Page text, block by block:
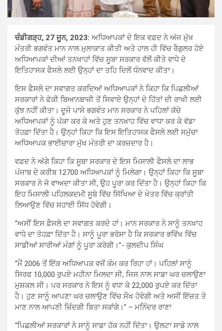
ਚੰਡੀਗੜ੍ਹ, 27 ਜੂਨ, 2023: ਅਧਿਆਪਕਾਂ ਦੇ ਇਕ ਵਫ਼ਦ ਨੇ ਅੱਜ ਮੁੱਖ
ਮੰਤਰੀ ਭਗਵੰਤ ਮਾਨ ਨਾਲ ਮੁਲਾਕਾਤ ਕੀਤੀ ਅਤੇ ਹਾਲ ਹੀ ਵਿੱਚ ਰੈਗੁਲਰ ਹੋਏ
ਅਧਿਆਪਕਾਂ ਦੀਆਂ ਤਨਖਾਹਾਂ ਵਿੱਚ ਸੂਬਾ ਸਰਕਾਰ ਵੱਲੋਂ ਕੀਤੇ ਵਾਧੇ ਦੇ
ਇਤਿਹਾਸਕ ਫੈਸਲੇ ਲਈ ਉਨ੍ਹਾਂ ਦਾ ਤਹਿ ਦਿਲੋਂ ਧੰਨਵਾਦ ਕੀਤਾ।
ਇਸ ਫੈਸਲੇ ਦਾ ਸਵਾਗਤ ਕਰਦਿਆਂ ਅਧਿਆਪਕਾਂ ਨੇ ਕਿਹਾ ਕਿ ਪਿਛਲੀਆਂ
ਸਰਕਾਰਾਂ ਨੇ ਫੋਕੀ ਬਿਆਨਬਾਜ਼ੀ ਤੋਂ ਸਿਵਾਏ ਉਨ੍ਹਾਂ ਦੇ ਹਿੱਤਾਂ ਦੀ ਰਾਖੀ ਲਈ
ਕੁੱਝ ਨਹੀਂ ਕੀਤਾ। ਦੂਜੇ ਪਾਸੇ ਭਗਵੰਤ ਮਾਨ ਸਰਕਾਰ ਨੇ ਪਹਿਲਾਂ ਕੱਚੇ
ਅਧਿਆਪਕਾਂ ਨੂੰ ਪੱਕਾ ਕਰ ਕੇ ਅਤੇ ਹੁਣ ਤਨਖ਼ਾਹ ਵਿੱਚ ਵਾਧਾ ਕਰ ਕੇ ਵੱਡਾ
ਤੋਹਫ਼ਾ ਦਿੱਤਾ ਹੈ। ਉਨ੍ਹਾਂ ਕਿਹਾ ਕਿ ਇਸ ਇਤਿਹਾਸਕ ਫੈਸਲੇ ਲਈ ਸਮੁੱਚਾ
ਅਧਿਆਪਕ ਭਾਈਚਾਰਾ ਮੁੱਖ ਮੰਤਰੀ ਦਾ ਕਰਜ਼ਦਾਰ ਹੈ।
ਵਫ਼ਦ ਨੇ ਅੱਗੇ ਕਿਹਾ ਕਿ ਸੂਬਾ ਸਰਕਾਰ ਦੇ ਇਸ ਮਿਸਾਲੀ ਫੈਸਲੇ ਦਾ ਲਾਭ
ਪੰਜਾਬ ਦੇ ਕਰੀਬ 12700 ਅਧਿਆਪਕਾਂ ਨੂੰ ਮਿਲੇਗਾ। ਉਨ੍ਹਾਂ ਕਿਹਾ ਕਿ ਸੂਬਾ
ਸਰਕਾਰ ਨੇ ਜੋ ਵਾਅਦਾ ਕੀਤਾ ਸੀ, ਉਹ ਪੂਰਾ ਕਰ ਦਿੱਤਾ ਹੈ। ਉਨ੍ਹਾਂ ਕਿਹਾ ਕਿ
ਇਹ ਮਿਸਾਲੀ ਪਹਿਲਕਦਮੀ ਸੂਬੇ ਵਿੱਚ ਸਿੱਖਿਆ ਦੇ ਖੇਤਰ ਵਿੱਚ ਕ੍ਰਾਂਤੀ
ਲਿਆਉਣ ਵਿੱਚ ਸਹਾਈ ਸਿੱਧ ਹੋਵੇਗੀ।
“ਅਸੀਂ ਇਸ ਫ਼ੈਸਲੇ ਦਾ ਸਵਾਗਤ ਕਰਦੇ ਹਾਂ। ਮਾਨ ਸਰਕਾਰ ਨੇ ਸਾਨੂੰ ਤਨਖਾਹ
ਵਾਧੇ ਦਾ ਤੋਹਫ਼ਾ ਦਿੱਤਾ ਹੈ। ਸਾਨੂੰ ਪੂਰਾ ਭਰੋਸਾ ਹੈ ਕਿ ਸਰਕਾਰ ਭਵਿੱਖ ਵਿੱਚ
ਸਾਡੀਆਂ ਸਾਰੀਆਂ ਮੰਗਾਂ ਨੂੰ ਪੂਰਾ ਕਰੇਗੀ।”- ਕੁਲਦੀਪ ਸਿੰਘ
“ਮੈਂ 2006 ਤੋਂ ਇੱਕ ਅਧਿਆਪਕ ਵਜੋਂ ਕੰਮ ਕਰ ਰਿਹਾ ਹਾਂ। ਪਹਿਲਾਂ ਸਾਨੂੰ
ਸਿਰਫ 10,000 ਰੁਪਏ ਮਹੀਨਾ ਮਿਲਦਾ ਸੀ, ਜਿਸ ਨਾਲ ਸਾਡਾ ਘਰ ਚਲਾਉਣਾ
ਮੁਸ਼ਕਲ ਸੀ। ਪਰ ਸਰਕਾਰ ਨੇ ਇਸ ਨੂੰ ਵਧਾ ਕੇ 22,000 ਰੁਪਏ ਕਰ ਦਿੱਤਾ
ਹੈ। ਹੁਣ ਸਾਨੂੰ ਆਪਣਾ ਘਰ ਚਲਾਉਣ ਵਿੱਚ ਸੌਖ ਹੋਵੇਗੀ ਅਤੇ ਅਸੀਂ ਇੱਜ਼ਤ ਤੇ
ਮਾਣ ਨਾਲ ਆਪਣੀ ਜ਼ਿੰਦਗੀ ਬਿਤਾ ਸਕਾਂਗੇ।” – ਮਨਿੰਦਰ ਰਾਣਾ
“ਪਿਛਲੀਆਂ ਸਰਕਾਰਾਂ ਨੇ ਸਾਨੂੰ ਸਾਡਾ ਹੱਕ ਨਹੀਂ ਦਿੱਤਾ। ਉਲਟਾ ਸਾਡੇ ਨਾਲ